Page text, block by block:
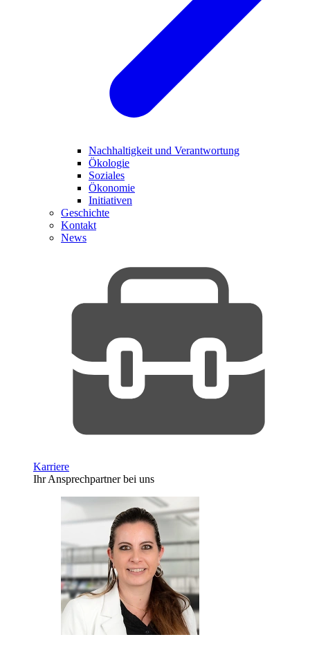
Nachhaltigkeit und Verantwortung
Ökologie
Soziales
Ökonomie
Initiativen
Geschichte
Kontakt
News
Karriere
Ihr Ansprechpartner bei uns